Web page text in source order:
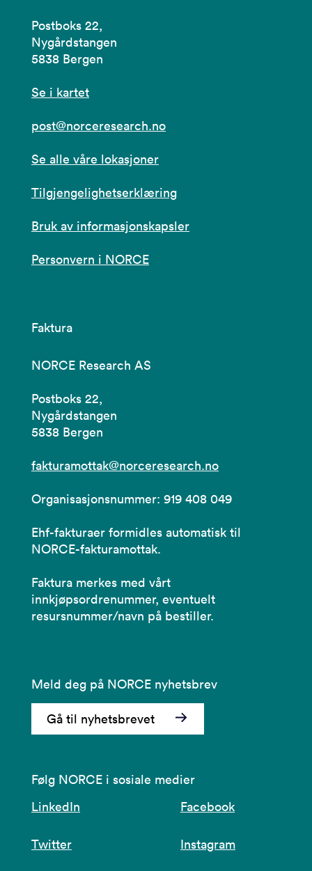
Postboks 22,
Nygårdstangen
5838 Bergen
Se i kartet
post@norceresearch.no
Se alle våre lokasjoner
Tilgjengelighetserklæring
Bruk av informasjonskapsler
Personvern i NORCE
Faktura
NORCE Research AS
Postboks 22,
Nygårdstangen
5838 Bergen
fakturamottak@norceresearch.no
Organisasjonsnummer: 919 408 049
Ehf-fakturaer formidles automatisk til
NORCE-fakturamottak.
Faktura merkes med vårt
innkjøpsordrenummer, eventuelt
resursnummer/navn på bestiller.
Meld deg på NORCE nyhetsbrev
Gå til nyhetsbrevet
Følg NORCE i sosiale medier
LinkedIn
Facebook
Twitter Instagram